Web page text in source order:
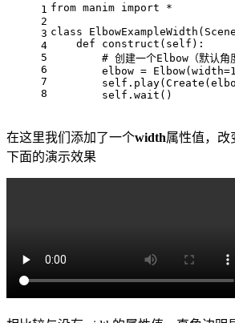
1
2
3
4
5
6
7
8
from manim import *
class
    def construct(self):
# 创建一个Elbow（默认角
elbow =
        self.wait()
在这里我们添加了一个width属性值，改
下面的演示效果